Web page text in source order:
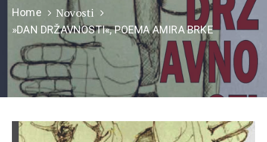
Home Novosti
»DAN DRŽAVNOSTI«, POEMA AMIRA BRKE